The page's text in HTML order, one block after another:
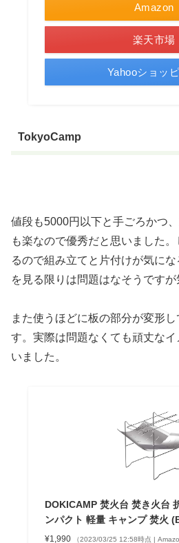
Amazon
楽天市場
Yahooショッ
TokyoCamp
値段も5000円以下と手ごろかつ
も楽なので優秀だと思いました
るので組み立てと片付けが気に
を見る限りは問題はなそうですが
また使うほどに板の部分が変形
す。実際は問題なくても頑丈な
いました。
DOKICAMP 焚火台 焚き火台
ンパクト 軽量 キャンプ 焚火
¥1,990 （2023/03/25 12:58時点 |